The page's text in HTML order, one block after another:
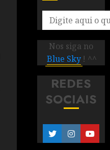
Nos siga no
Blue Sky ! ^^
REDES
SOCIAIS